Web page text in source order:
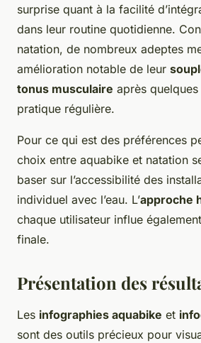
surprise quant à la facilité
dans leur routine quotidienne.
natation, de nombreux adeptes
amélioration notable de leur
tonus musculaire après
pratique régulière.
Pour ce qui est des préférences
choix entre aquabike et natation
baser sur l’accessibilité des
individuel avec l’eau. L’approche
chaque utilisateur influe
finale.
Présentation des
Les infographies aquabike et
sont des outils précieux pour